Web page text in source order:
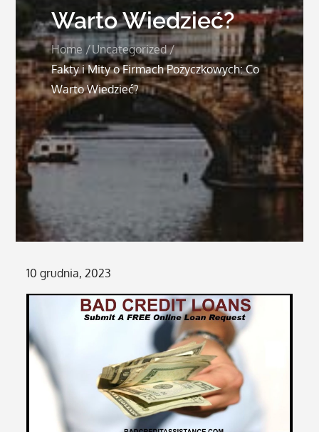
Warto Wiedzieć?
Home
Uncategorized
Fakty i Mity o Firmach Pożyczkowych: Co
Warto Wiedzieć?
Posted
on
10 grudnia, 2023